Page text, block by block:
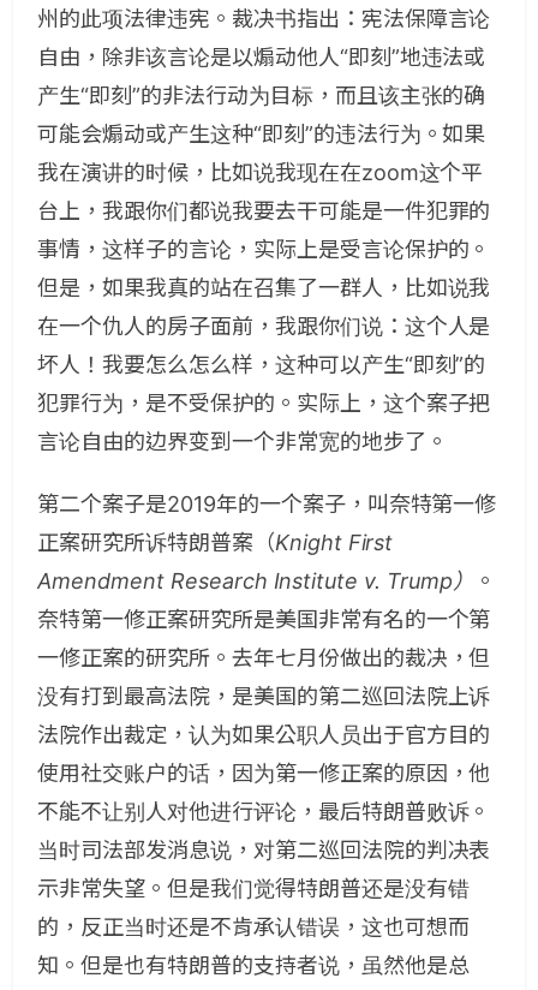
州的此项法律违宪。裁决书指出：宪法保障言论
自由，除非该言论是以煽动他人“即刻”地违法或
产生“即刻”的非法行动为目标，而且该主张的确
可能会煽动或产生这种“即刻”的违法行为。如果
我在演讲的时候，比如说我现在在zoom这个平
台上，我跟你们都说我要去干可能是一件犯罪的
事情，这样子的言论，实际上是受言论保护的。
但是，如果我真的站在召集了一群人，比如说我
在一个仇人的房子面前，我跟你们说：这个人是
坏人！我要怎么怎么样，这种可以产生“即刻”的
犯罪行为，是不受保护的。实际上，这个案子把
言论自由的边界变到一个非常宽的地步了。
第二个案子是2019年的一个案子，叫奈特第一修
正案研究所诉特朗普案（Knight First
Amendment Research Institute v. Trump）
。
奈特第一修正案研究所是美国非常有名的一个第
一修正案的研究所。去年七月份做出的裁决，但
没有打到最高法院，是美国的第二巡回法院上诉
法院作出裁定，认为如果公职人员出于官方目的
使用社交账户的话，因为第一修正案的原因，他
不能不让别人对他进行评论，最后特朗普败诉。
当时司法部发消息说，对第二巡回法院的判决表
示非常失望。但是我们觉得特朗普还是没有错
的，反正当时还是不肯承认错误，这也可想而
知。但是也有特朗普的支持者说，虽然他是总